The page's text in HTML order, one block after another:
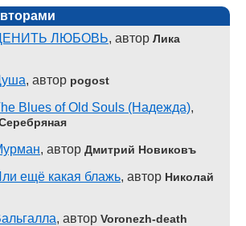
ЛЮБОВЬ, автор Лика
, автор pogost
Blues of Old Souls (Надежда),
, автор Дмитрий Новиковъ
ещё какая блажь, автор Николай
, автор Voronezh-death